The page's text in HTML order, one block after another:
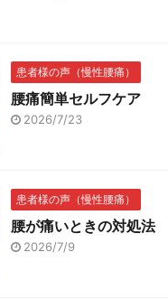
患者様の声（慢性腰痛）
腰痛簡単セルフケア
2026/7/23
患者様の声（慢性腰痛）
腰が痛いときの対処法
2026/7/9